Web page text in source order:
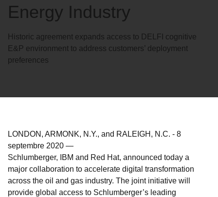
Energy Industry
Historic agreement expands access to DELFI cognitive
E&P environment to address customers’ deployment
preferences
LONDON, ARMONK, N.Y., and RALEIGH, N.C. - 8
septembre 2020 —
Schlumberger, IBM and Red Hat, announced today a
major collaboration to accelerate digital transformation
across the oil and gas industry. The joint initiative will
provide global access to Schlumberger’s leading